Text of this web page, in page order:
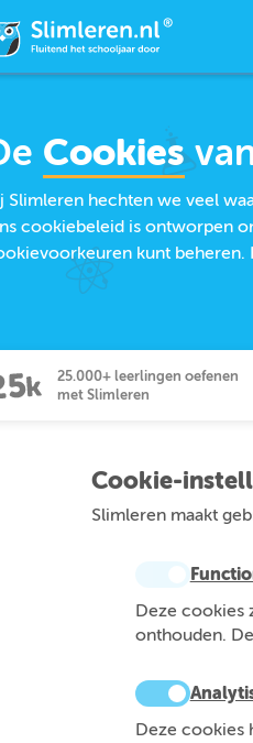
Cookies
Slimleren hechten we veel
cookiebeleid is ontworpen
kunt beheren.
25.000+ leerlingen oefenen
met Slimleren
Cookie-
Slimleren maakt
Deze cookies
onthouden.
Deze cookies